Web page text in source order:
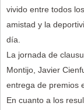
vivido entre todos
amistad y la
día.
La jornada de
Montijo, Javier
entrega de premios
En cuanto a los